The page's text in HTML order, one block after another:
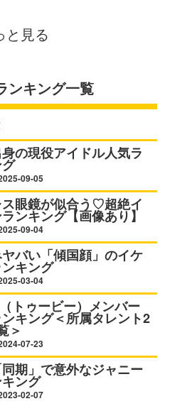
と見る
ンキング一覧
の現役アイドル人気ラ
09-05
ス眼鏡が似合う♡超絶イ
ンキング【画像あり】
09-04
バい「傾国顔」のイケ
キング
03-04
トゥービー）メンバー
キング＜所属タレント2
＞
07-23
期」で意外なジャニー
ング
02-07